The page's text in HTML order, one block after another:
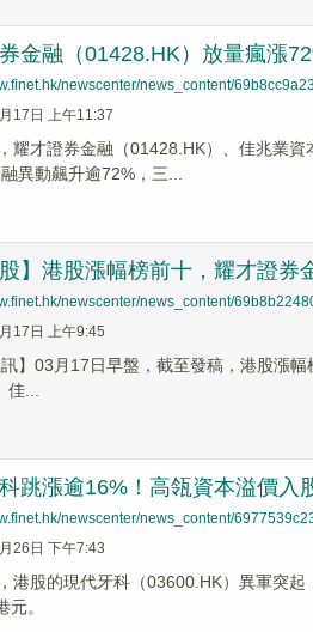
金融（01428.HK）放量瘋漲
newscenter/news_content/
17日 上午11:37
耀才證券金融（01428.HK）、佳兆業
異動飆升逾72%，三...
股】港股漲幅榜前十，耀才證
newscenter/news_content/
17日 上午9:45
訊】03月17日早盤，截至發稿，港股漲
...
跳漲逾16%！高瓴資本溢價入
newscenter/news_content/
26日 下午7:43
港股的現代牙科（03600.HK）異軍突
元。